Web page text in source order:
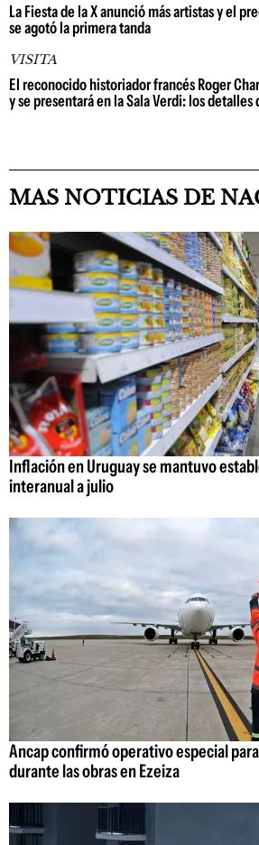
La Fiesta de la X anunció más artistas y el
se agotó la primera tanda
VISITA
El reconocido historiador francés Roger
y se presentará en la Sala Verdi: los detalles
MAS NOTICIAS DE
Inflación en Uruguay se mantuvo
interanual a julio
Ancap confirmó operativo especial
durante las obras en Ezeiza